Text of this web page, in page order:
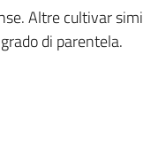
Altre cultivar
di parentela.